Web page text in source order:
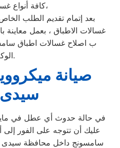
كافة أنواع غسالات الأطباق،
بعد إتمام تقديم الطلب الخاص
غسالات الاطباق ، بعمل معاينة
ب اصلاح غسالات اطباق
الوكلاء.
صيانة
سيدى
في حالة حدوث أي عطل في
عليك أن تتوجه على الفور
سامسونج داخل محافظة سيدى